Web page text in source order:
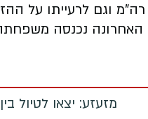
וגם לרעייתו על
נכנסה
מזעזע: יצאו לטיול